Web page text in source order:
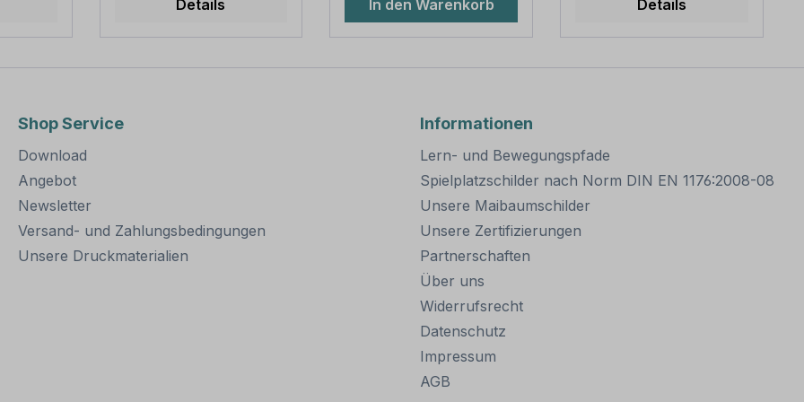
Für
einer
erhältlich,
und somit für dauerhafte
bestens geeignet. Für
Merkmale dieser
Rohrschelle zur
Details
Abmessungen: Länge
Verpackungseinheiten: 1
Erdanker Bitte beachten
Stand muß der Pfosten
mindestens 50 cm tief im
Erdreich einbetoniert
In den Warenkorb
erhältlich,
und somit für dauerhafte
von Schildern mit einer
Höhe über 200
Rohrschellen benötigt.
Merkmale dieser
Details
Shop Service
Download
Angebot
Newsletter
Versand- und Zahlungsbedingungen
Unsere Druckmaterialien
Informationen
Lern- und Bewegungspfade
Spielplatzschilder nach Norm DIN EN 1176:2008-08
Unsere Maibaumschilder
Unsere Zertifizierungen
Partnerschaften
Über uns
Widerrufsrecht
Datenschutz
Impressum
AGB